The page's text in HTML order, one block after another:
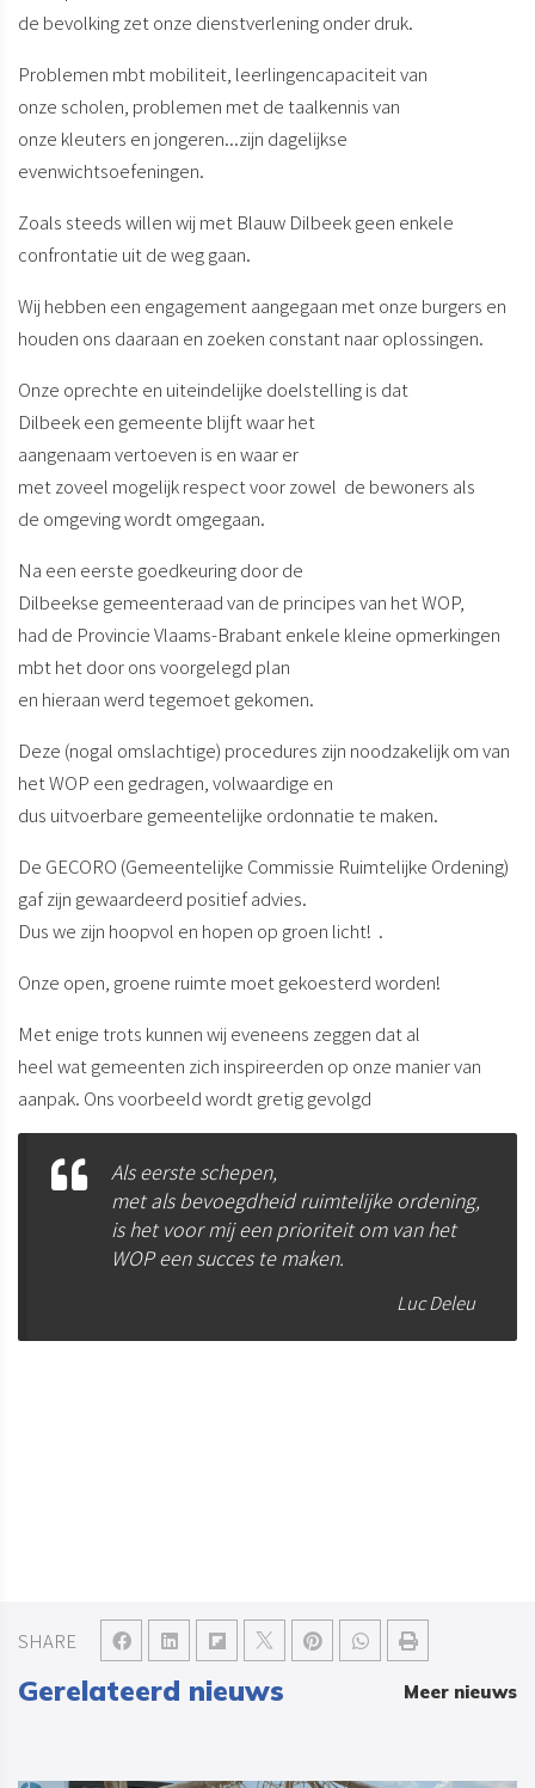
SHARE
de bevolking zet onze dienstverlening onder druk.
Problemen mbt mobiliteit, leerlingencapaciteit van
onze scholen, problemen met de taalkennis van
onze kleuters en jongeren...zijn dagelijkse
evenwichtsoefeningen.
Zoals steeds willen wij met Blauw Dilbeek geen enkele
confrontatie uit de weg gaan.
Wij hebben een engagement aangegaan met onze burgers en
houden ons daaraan en zoeken constant naar oplossingen.
Onze oprechte en uiteindelijke doelstelling is dat
Dilbeek een gemeente blijft waar het
aangenaam vertoeven is en waar er
met zoveel mogelijk respect voor zowel de bewoners als
de omgeving wordt omgegaan.
Na een eerste goedkeuring door de
Dilbeekse gemeenteraad van de principes van het WOP,
had de Provincie Vlaams-Brabant enkele kleine opmerkingen
mbt het door ons voorgelegd plan
en hieraan werd tegemoet gekomen.
Deze (nogal omslachtige) procedures zijn noodzakelijk om van
het WOP een gedragen, volwaardige en
dus uitvoerbare gemeentelijke ordonnatie te maken.
De GECORO (Gemeentelijke Commissie Ruimtelijke Ordening)
gaf zijn gewaardeerd positief advies.
Dus we zijn hoopvol en hopen op groen licht! .
Onze open, groene ruimte moet gekoesterd worden!
Met enige trots kunnen wij eveneens zeggen dat al
heel wat gemeenten zich inspireerden op onze manier van
aanpak. Ons voorbeeld wordt gretig gevolgd
Als eerste schepen,
met als bevoegdheid ruimtelijke ordening,
is het voor mij een prioriteit om van het
WOP een succes te maken.
Luc Deleu
Gerelateerd nieuws Meer nieuws